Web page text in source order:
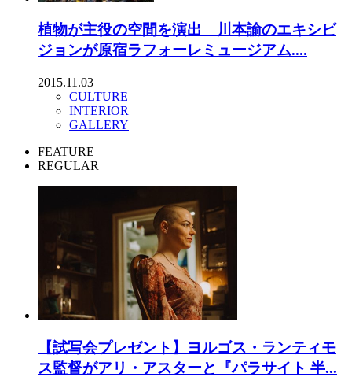
植物が主役の空間を演出 川本諭のエキシビ
ジョンが原宿ラフォーレミュージアム....
2015.11.03
CULTURE
INTERIOR
GALLERY
FEATURE
REGULAR
【試写会プレゼント】ヨルゴス・ランティモ
ス監督がアリ・アスターと『パラサイト 半...